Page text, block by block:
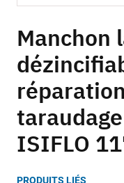
to
the
beginning
of
the
images
gallery
Manchon
ISIFLO
PRODUITS LIÉS